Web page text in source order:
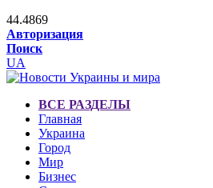
44.4869
Авторизация
Поиск
UA
ВСЕ РАЗДЕЛЫ
Главная
Украина
Город
Мир
Бизнес